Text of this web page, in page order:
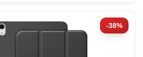
-38%